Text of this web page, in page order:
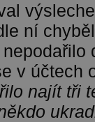
ní
v účtech
najít tři